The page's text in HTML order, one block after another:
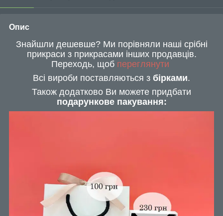
Опис
Знайшли дешевше? Ми порівняли наші срібні
прикраси з прикрасами інших продавців.
Переходь, щоб переглянути
Всі вироби поставляються з бірками.
Також додатково Ви можете придбати
подарункове пакування: